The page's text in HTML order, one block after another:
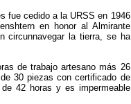
fue cedido a la URSS en 1946
en honor al Almirante
circunnavegar la tierra, se ha
de trabajo artesano más 26
30 piezas con certificado de
42 horas y es impermeable